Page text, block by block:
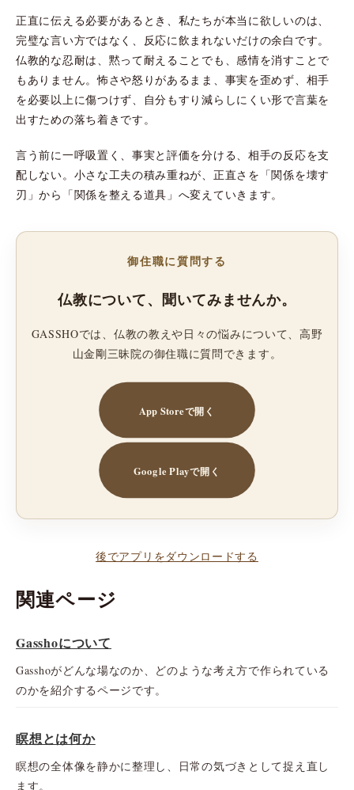
正直に伝える必要があるとき、私たちが本当に欲しいのは、
完璧な言い方ではなく、反応に飲まれないだけの余白です。
仏教的な忍耐は、黙って耐えることでも、感情を消すことで
もありません。怖さや怒りがあるまま、事実を歪めず、相手
を必要以上に傷つけず、自分もすり減らしにくい形で言葉を
出すための落ち着きです。
言う前に一呼吸置く、事実と評価を分ける、相手の反応を支
配しない。小さな工夫の積み重ねが、正直さを「関係を壊す
刃」から「関係を整える道具」へ変えていきます。
御住職に質問する
仏教について、聞いてみませんか。
GASSHOでは、仏教の教えや日々の悩みについて、高野
山金剛三昧院の御住職に質問できます。
App Storeで開く
Google Playで開く
後でアプリをダウンロードする
関連ページ
Gasshoについて
Gasshoがどんな場なのか、どのような考え方で作られている
のかを紹介するページです。
瞑想とは何か
瞑想の全体像を静かに整理し、日常の気づきとして捉え直し
ます。